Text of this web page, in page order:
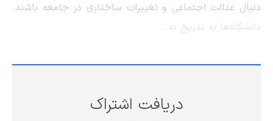
دنبال عدالت اجتماعی و تغییرات ساختاری در جامعه باشند.
دانشگاه‌ها به تدریج به…
دریافت اشتراک